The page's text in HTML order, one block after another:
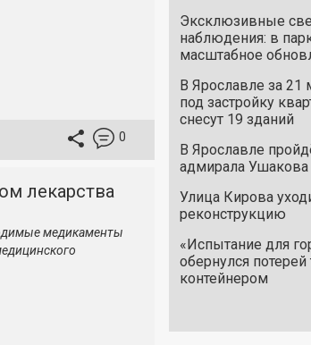
0
лекарства
медикаменты
Эксклюзивные
наблюдения: в
масштабное
В Ярославле за 21
под застройку
снесут 19 зданий
В Ярославле
адмирала Ушакова
Улица Кирова
реконструкцию
«Испытание для
обернулся
контейнером